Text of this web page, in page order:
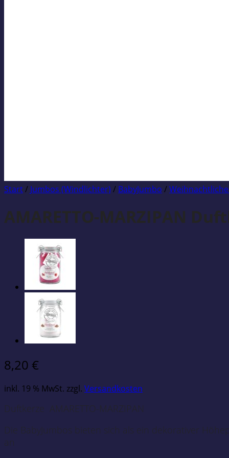
Start/ Jumbos (Windlichter) / BabyJumbo /
AMARETTO-MARZIPAN
8,20 €
inkl. 19 % MwSt. zzgl. Versandkosten
Duftkerze AMARETTO-MARZIPAN
Die BabyJumbos bieten sich als ein dekorativer
an